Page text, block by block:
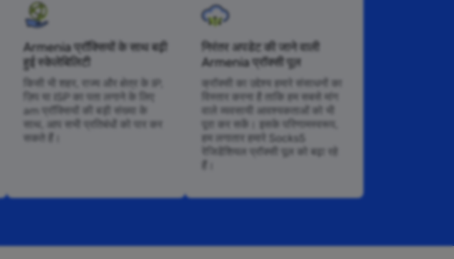
Armenia प्रॉक्सियों के साथ बढ़ी
हुई स्केलेबिलिटी
किसी भी शहर, राज्य और क्षेत्र के IP,
ज़िप या ISP का पता लगाने के लिए
am प्रॉक्सियों की बड़ी संख्या के
साथ, आप सभी प्रतिबंधों को पार कर
सकते हैं।
निरंतर अपडेट की जाने वाली
Armenia प्रॉक्सी पूल
क्रॉक्सी का उद्देश्य हमारे संसाधनों का
विस्तार करना है ताकि हम सबसे मांग
वाले व्यवसायी आवश्यकताओं को भी
पूरा कर सकें। इसके परिणामस्वरूप,
हम लगातार हमारे Socks5
रेजिडेंशियल प्रॉक्सी पूल को बढ़ा रहे